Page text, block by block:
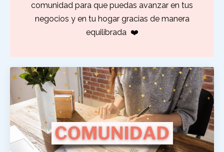
comunidad para que puedas avanzar en tus
negocios y en tu hogar gracias de manera
equilibrada ❤️